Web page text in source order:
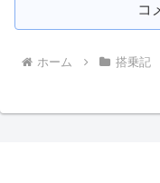
コ
ホーム 搭乗記